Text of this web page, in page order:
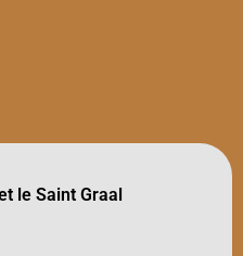
le Saint Graal